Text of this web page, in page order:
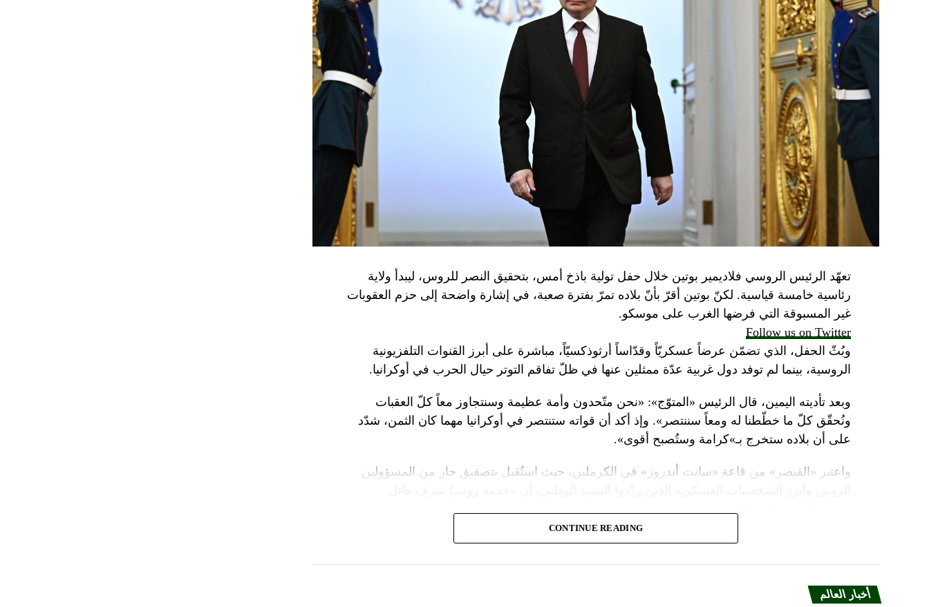
تعهّد الرئيس الروسي فلاديمير بوتين خلال حفل تولية باذخ أمس، بتحقيق النصر للروس، ليبدأ ولاية
رئاسية خامسة قياسية. لكنّ بوتين أقرّ بأنّ بلاده تمرّ بفترة صعبة، في إشارة واضحة إلى حزم العقوبات
غير المسبوقة التي فرضها الغرب على موسكو.
Follow us on Twitter
وبُثّ الحفل، الذي تضمّن عرضاً عسكريّاً وقدّاساً أرثوذكسيّاً، مباشرة على أبرز القنوات التلفزيونية
الروسية، بينما لم توفد دول غربية عدّة ممثلين عنها في ظلّ تفاقم التوتر حيال الحرب في أوكرانيا.
وبعد تأديته اليمين، قال الرئيس «المتوّج»: «نحن متّحدون وأمة عظيمة وسنتجاوز معاً كلّ العقبات
ونُحقّق كلّ ما خطّطنا له ومعاً سننتصر». وإذ أكد أن قواته ستنتصر في أوكرانيا مهما كان الثمن، شدّد
على أن بلاده ستخرج بـ»كرامة وستُصبح أقوى».
واعتبر «القيصر» من قاعة «سانت أندروز» في الكرملين، حيث استُقبل بتصفيق حار من المسؤولين
وبعدما وقف بمفرده تحت المطر بينما شاهد عرضاً عسكريّاً، باركه رئيس الكنيسة الأرثوذكسية الروسية
CONTINUE READING
أخبار العالم